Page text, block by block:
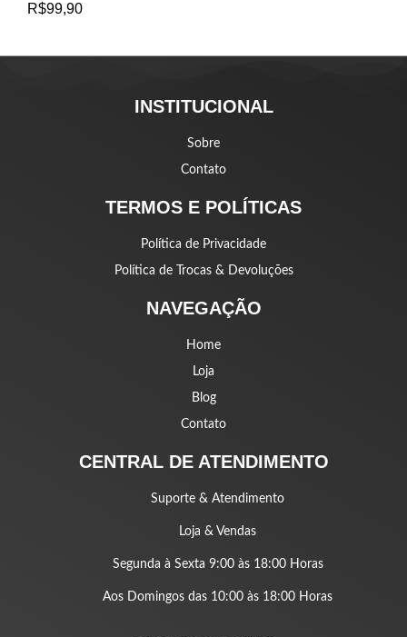
R$99,90
INSTITUCIONAL
Sobre
Contato
TERMOS E POLÍTICAS
Política de Privacidade
Política de Trocas & Devoluções
NAVEGAÇÃO
Home
Loja
Blog
Contato
CENTRAL DE ATENDIMENTO
Suporte & Atendimento
Loja & Vendas
Segunda à Sexta 9:00 às 18:00 Horas
Aos Domingos das 10:00 às 18:00 Horas